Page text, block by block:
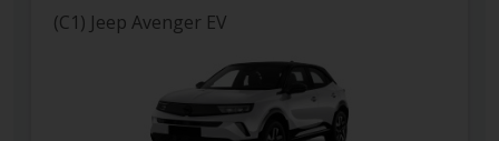
(C1) Jeep Avenger EV